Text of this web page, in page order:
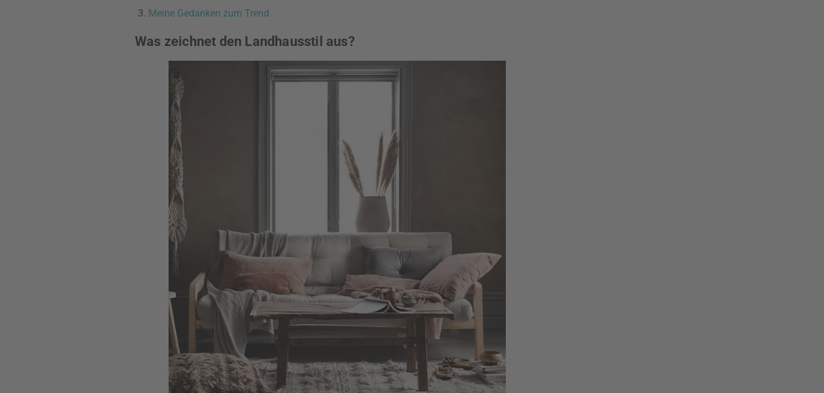
Meine Gedanken zum Trend
Was zeichnet den Landhausstil aus?